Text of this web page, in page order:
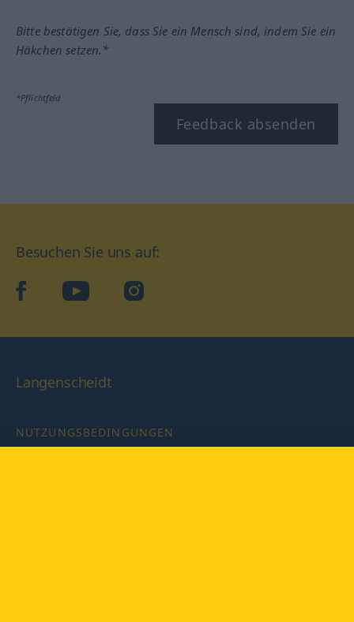
Bitte bestätigen Sie, dass Sie ein Mensch sind, indem Sie ein
Häkchen setzen.*
*Pflichtfeld
Feedback absenden
Besuchen Sie uns auf:
facebookYouTube Instagram
Langenscheidt
NUTZUNGSBEDINGUNGEN